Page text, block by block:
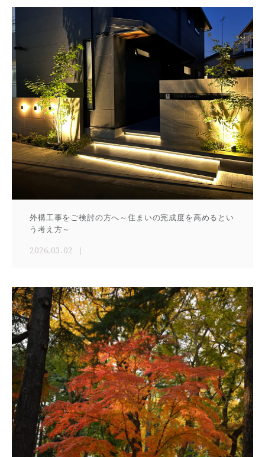
外構工事をご検討の方へ～住まいの完成度を高めるとい
う考え方～
2026.03.02